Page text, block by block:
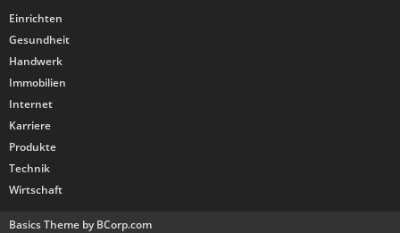
Einrichten
Gesundheit
Handwerk
Immobilien
Internet
Karriere
Produkte
Technik
Wirtschaft
Basics Theme by BCorp.com